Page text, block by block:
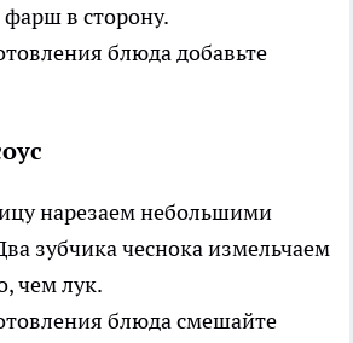
фарш в сторону.
нарезаем небольшими
зубчика чеснока измельчаем
чем лук.